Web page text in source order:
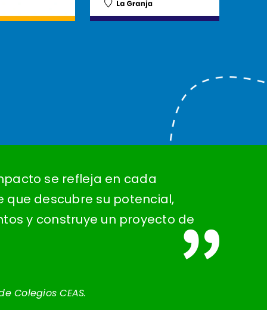
se refleja en cada
que descubre su potencial,
y construye un proyecto de
Colegios CEAS.